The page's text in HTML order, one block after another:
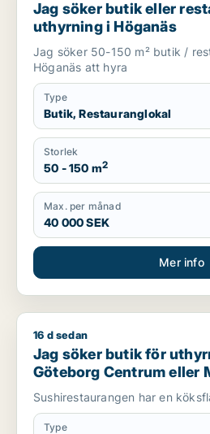
Jag söker butik eller
uthyrning i Höganäs
Jag söker 50-150 m² butik /
Höganäs att hyra
Type
Butik, Restauranglokal
Storlek
50 - 150 m2
Max. per månad
40 000 SEK
Mer info
Jag söker butik för uthyrning i
16 d sedan
Jag söker butik för
Göteborg Centrum eller
m.fl.
Sushirestaurangen har en
Type